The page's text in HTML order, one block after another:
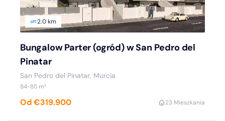
2.0 km
Bungalow Parter (ogród) w San Pedro del
Pinatar
San Pedro del Pinatar, Murcia
84-85 m²
Od €319.900 23 Mieszkania